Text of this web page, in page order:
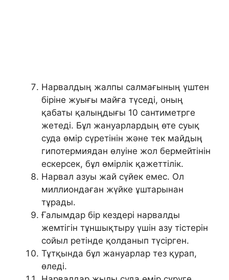
Нарвалдың жалпы салмағының үштен
біріне жуығы майға түседі, оның
қабаты қалыңдығы 10 сантиметрге
жетеді. Бұл жануарлардың өте суық
суда өмір сүретінін және тек майдың
гипотермиядан өлуіне жол бермейтінін
ескерсек, бұл өмірлік қажеттілік.
Нарвал азуы жай сүйек емес. Ол
миллиондаған жүйке ұштарынан
тұрады.
Ғалымдар бір кездері нарвалды
жемтігін тұншықтыру үшін азу тістерін
сойыл ретінде қолданып түсірген.
Тұтқында бұл жануарлар тез қурап,
өледі.